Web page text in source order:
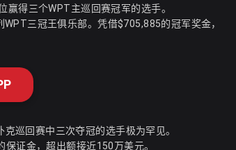
得三个WPT主巡回赛冠军的选手。
三冠王俱乐部。凭借$705,885的冠军奖金，
巡回赛中三次夺冠的选手极为罕见。
证金，超出额接近150万美元。